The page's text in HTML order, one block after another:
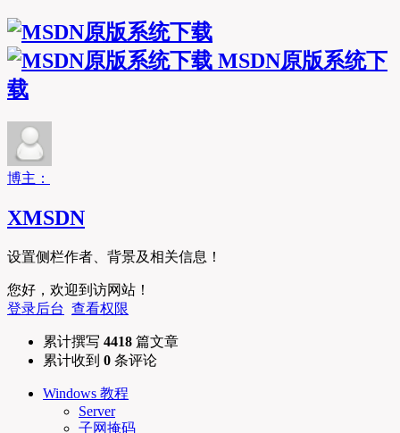
MSDN原版系统下
载
博主：
XMSDN
设置侧栏作者、背景及相关信息！
您好，欢迎到访网站！
登录后台 查看权限
累计撰写 4418 篇文章
累计收到 0 条评论
Windows 教程
Server
子网掩码